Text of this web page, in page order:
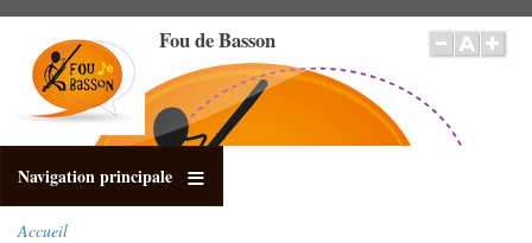
contenu
principal
Fou de Basson
Navigation principale
Accueil